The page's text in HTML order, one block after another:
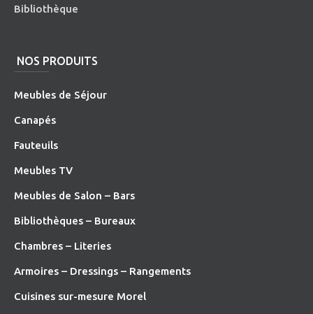
Bibliothèque
NOS PRODUITS
Meubles de Séjour
Canapés
Fauteuils
Meubles TV
Meubles de Salon – Bars
Bibliothèques – Bureaux
Chambres – Literies
Armoires – Dressings – Rangements
Cuisines sur-mesure Morel